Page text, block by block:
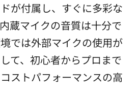
が付属し、すぐに多彩な
蔵マイクの音質は十分で
では外部マイクの使用が
て、初心者からプロまで
ストパフォーマンスの高